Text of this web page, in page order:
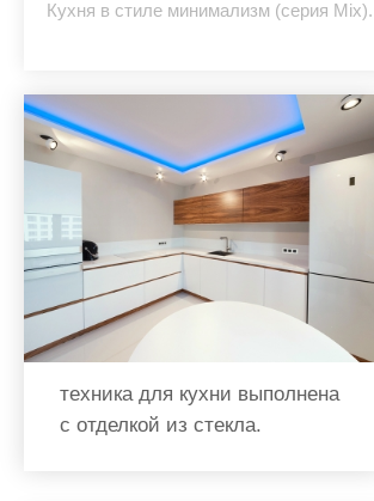
Кухня в стиле минимализм (серия
техника для кухни выполнена
с отделкой из стекла.